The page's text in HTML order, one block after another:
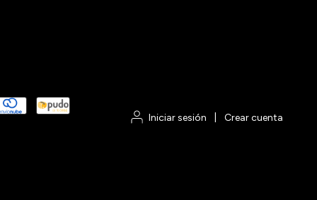
Iniciar sesión Crear cuenta